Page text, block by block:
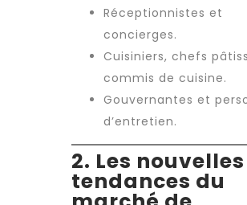
Réceptionnistes et
concierges.
Cuisiniers, chefs
commis de cuisine.
Gouvernantes et
d’entretien.
2. Les nouvelles
tendances du